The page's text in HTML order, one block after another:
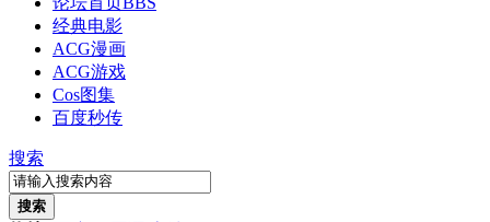
经典电影
ACG漫画
ACG游戏
Cos图集
百度秒传
搜索
搜索